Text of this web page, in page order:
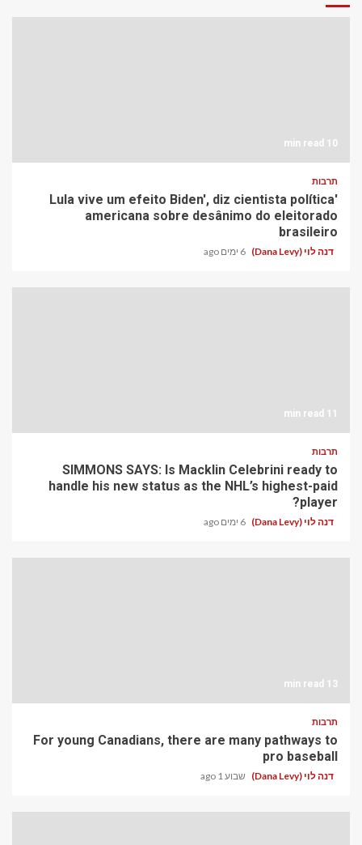
10 min read
תרבות
'Lula vive um efeito Biden', diz cientista política
americana sobre desânimo do eleitorado
brasileiro
דנה לוי (Dana Levy) 6 ימים ago
11 min read
תרבות
SIMMONS SAYS: Is Macklin Celebrini ready to
handle his new status as the NHL’s highest-paid
player?
דנה לוי (Dana Levy) 6 ימים ago
13 min read
תרבות
For young Canadians, there are many pathways to
pro baseball
דנה לוי (Dana Levy) שבוע 1 ago